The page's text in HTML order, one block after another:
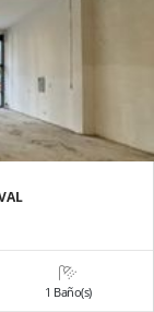
1 Baño(s)